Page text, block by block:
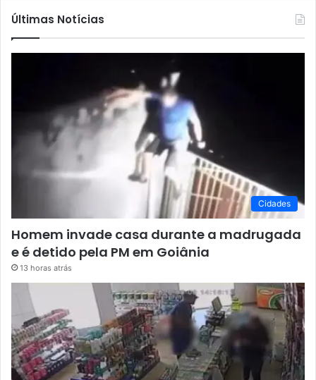
Últimas Notícias
Cidades
Homem invade casa durante a madrugada
e é detido pela PM em Goiânia
13 horas atrás